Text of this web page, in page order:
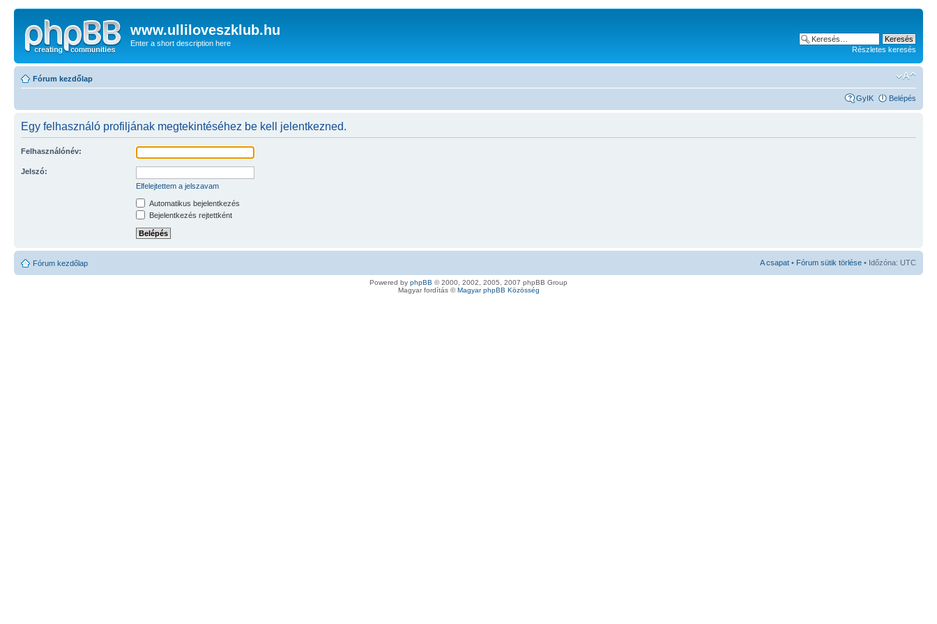
www.ulliloveszklub.hu
Enter a short description here
Részletes keresés
Fórum kezdőlap
GyIK Belépés
Egy felhasználó profiljának megtekintéséhez be kell jelentkezned.
Felhasználónév:
Jelszó:
Elfelejtettem a jelszavam
Automatikus bejelentkezés
Bejelentkezés rejtettként
Fórum kezdőlap A csapat • Fórum sütik törlése • Időzóna: UTC
Powered by phpBB © 2000, 2002, 2005, 2007 phpBB Group
Magyar fordítás ©Magyar phpBB Közösség